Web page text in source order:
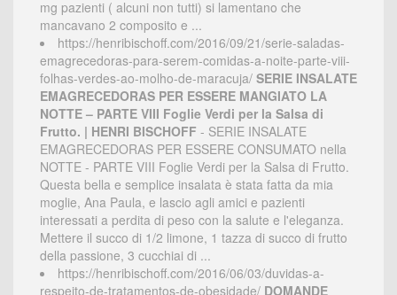
mg pazienti ( alcuni non tutti) si lamentano che
mancavano 2 composito e ...
https://henribischoff.com/2016/09/21/serie-saladas-
emagrecedoras-para-serem-comidas-a-noite-parte-viii-
folhas-verdes-ao-molho-de-maracuja/ SERIE INSALATE
EMAGRECEDORAS PER ESSERE MANGIATO LA
NOTTE – PARTE VIII Foglie Verdi per la Salsa di
Frutto. | HENRI BISCHOFF - SERIE INSALATE
EMAGRECEDORAS PER ESSERE CONSUMATO nella
NOTTE - PARTE VIII Foglie Verdi per la Salsa di Frutto.
Questa bella e semplice insalata è stata fatta da mia
moglie, Ana Paula, e lascio agli amici e pazienti
interessati a perdita di peso con la salute e l'eleganza.
Mettere il succo di 1/2 limone, 1 tazza di succo di frutto
della passione, 3 cucchiai di ...
https://henribischoff.com/2016/06/03/duvidas-a-
respeito-de-tratamentos-de-obesidade/ DOMANDE